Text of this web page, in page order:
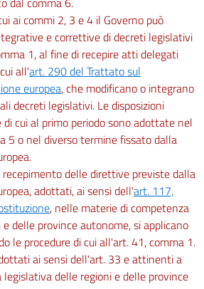
ai commi 2, 3 e 4 il Governo può
e correttive di decreti legislativi
1, al fine di recepire atti delegati
all'art. 290 del Trattato sul
europea, che modificano o integrano
decreti legislativi. Le disposizioni
cui al primo periodo sono adottate nel
5 o nel diverso termine fissato dalla
delle direttive previste dalla
adottati, ai sensi dell'art. 117,
, nelle materie di competenza
delle province autonome, si applicano
le procedure di cui all'art. 41, comma 1.
ai sensi dell'art. 33 e attinenti a
delle regioni e delle province